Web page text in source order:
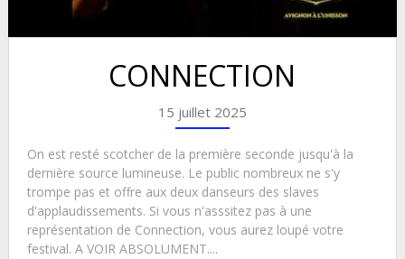
CONNECTION
15 juillet 2025
On est resté scotcher de la première seconde jusqu'à la
dernière source lumineuse. Le public nombreux ne s'y
trompe pas et offre aux deux danseurs des slaves
d'applaudissements. Si vous n'asssitez pas à une
représentation de Connection, vous aurez loupé votre
festival. A VOIR ABSOLUMENT....